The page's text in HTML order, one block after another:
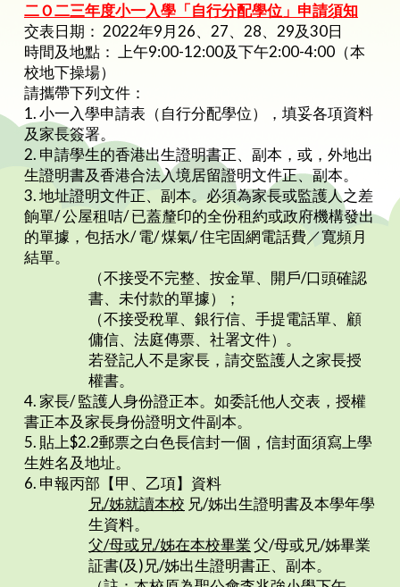
二Ｏ二三年度小一入學「自行分配學位」申請須知
交表日期： 2022年9月26、27、28、29及30日
時間及地點： 上午9:00-12:00及下午2:00-4:00（本
校地下操場）
請攜帶下列文件：
1. 小一入學申請表（自行分配學位），填妥各項資料
及家長簽署。
2. 申請學生的香港出生證明書正、副本，或，外地出
生證明書及香港合法入境居留證明文件正、副本。
3. 地址證明文件正、副本。必須為家長或監護人之差
餉單/ 公屋租咭/ 已蓋釐印的全份租約或政府機構發出
的單據，包括水/ 電/ 煤氣/ 住宅固網電話費／寬頻月
結單。
（不接受不完整、按金單、開戶/口頭確認
書、未付款的單據）；
（不接受稅單、銀行信、手提電話單、顧
傭信、法庭傳票、社署文件）。
若登記人不是家長，請交監護人之家長授
權書。
4. 家長/ 監護人身份證正本。如委託他人交表，授權
書正本及家長身份證明文件副本。
5. 貼上$2.2郵票之白色長信封一個，信封面須寫上學
生姓名及地址。
6. 申報丙部【甲、乙項】資料
兄/姊就讀本校 兄/姊出生證明書及本學年學
生資料。
父/母或兄/姊在本校畢業父/母或兄/姊畢業
証書(及)兄/姊出生證明書正、副本。